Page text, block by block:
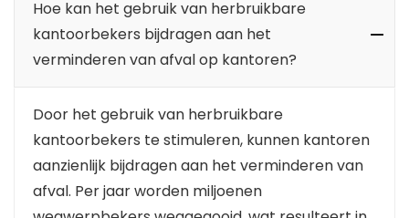
Hoe kan het gebruik van herbruikbare
kantoorbekers bijdragen aan het
verminderen van afval op kantoren?
Door het gebruik van herbruikbare
kantoorbekers te stimuleren, kunnen kantoren
aanzienlijk bijdragen aan het verminderen van
afval. Per jaar worden miljoenen